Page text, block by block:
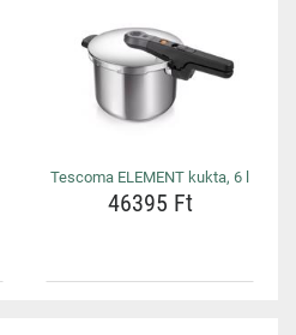
Tescoma ELEMENT kukta, 6 l
46395 Ft